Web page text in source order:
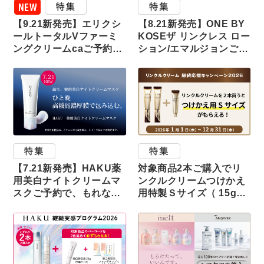
【9.21新発売】エリクシ
ールトータルVファーミ
ングクリームcaご予約…
【8.21新発売】ONE BY
KOSEザ リンクレス ロー
ション/エマルジョンご…
【7.21新発売】HAKU薬
用美白ナイトクリームマ
スクご予約で、もれな…
対象商品2本ご購入でリ
ンクルクリームつけかえ
用特製Ｓサイズ（ 15g…